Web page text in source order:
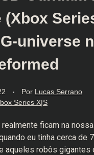
universe
Por Lucas Serrano
Series X|S
ficam na
eu tinha cerca de
e aqueles robôs